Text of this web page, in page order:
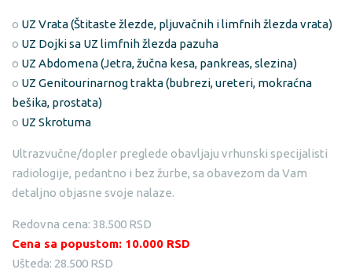
o UZ Vrata (Štitaste žlezde, pljuvačnih i limfnih žlezda vrata)
o UZ Dojki sa UZ limfnih žlezda pazuha
o UZ Abdomena (Jetra, žučna kesa, pankreas, slezina)
o UZ Genitourinarnog trakta (bubrezi, ureteri, mokraćna
bešika, prostata)
o UZ Skrotuma
Ultrazvučne/dopler preglede obavljaju vrhunski specijalisti
radiologije, pedantno i bez žurbe, sa obavezom da Vam
detaljno objasne svoje nalaze.
Redovna cena: 38.500 RSD
Cena sa popustom: 10.000 RSD
Ušteda: 28.500 RSD